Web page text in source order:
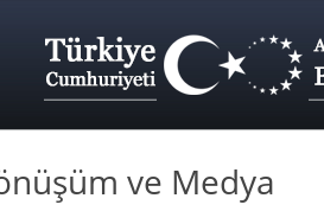
ve Medya